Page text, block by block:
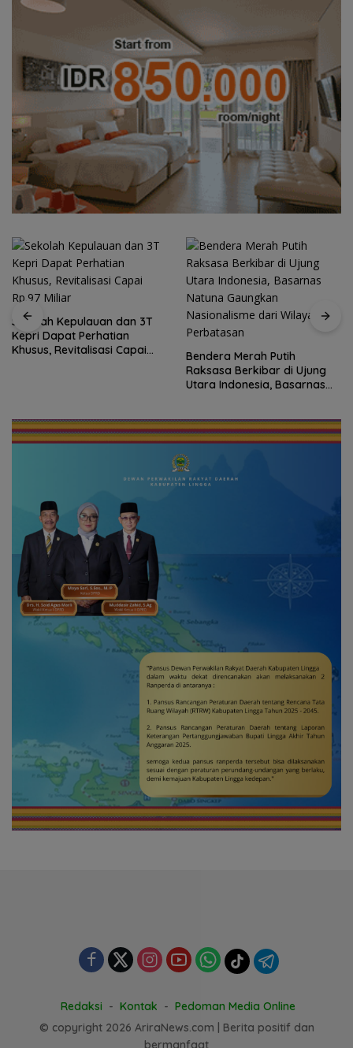
dan 3T
Capai
Bendera Merah Putih
Raksasa Berkibar di Ujung
Utara Indonesia, Basarnas
Perbatasan
Perbatasan,
Bersama
Meriahkan
Redaksi Kontak
Pedoman Media Online
© copyright 2026 AriraNews.com | Berita positif dan
bermanfaat